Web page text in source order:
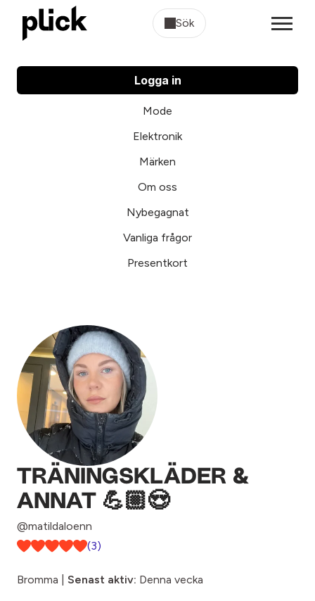
Sök
Logga in
Mode
Elektronik
Märken
Om oss
Nybegagnat
Vanliga frågor
Presentkort
TRÄNINGSKLÄDER &
ANNAT 💪🏼😍
@matildaloenn
(3)
Bromma | Senast aktiv: Denna vecka